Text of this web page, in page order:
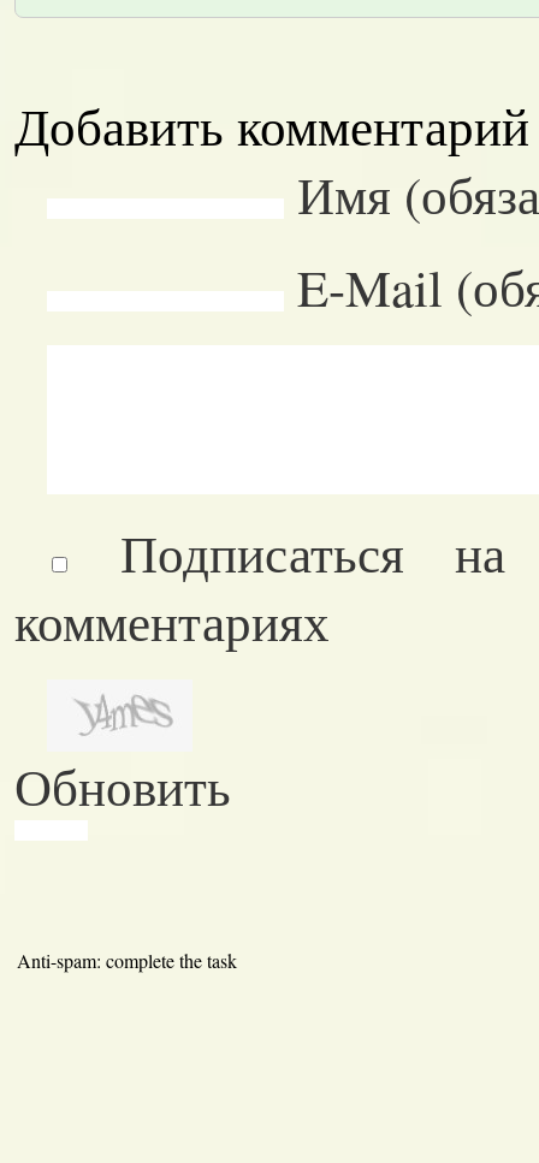
Добавить комментарий
Имя
E-Mail
Подписаться
комментариях
Обновить
Anti-spam: complete the task